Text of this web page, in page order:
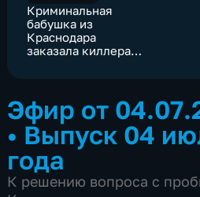
Криминальная
бабушка из
Краснодара
заказала киллера
Эфир от
• Выпуск 04
года
К решению вопроса с